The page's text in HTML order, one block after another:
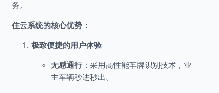
务。
住云系统的核心优势：
极致便捷的用户体验
无感通行：采用高性能车牌识别技术，业
主车辆秒进秒出。